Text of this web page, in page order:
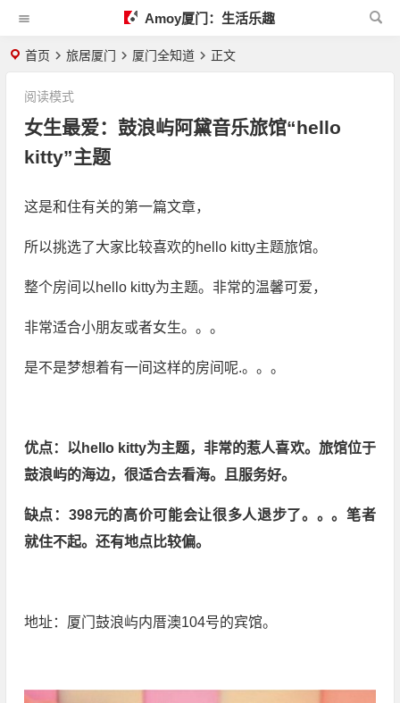
Amoy厦门：生活乐趣
首页 旅居厦门 厦门全知道 正文
女生最爱：鼓浪屿阿黛音乐旅馆“hello
kitty”主题
阅读模式
这是和住有关的第一篇文章，
所以挑选了大家比较喜欢的hello kitty主题旅馆。
整个房间以hello kitty为主题。非常的温馨可爱，
非常适合小朋友或者女生。。。
是不是梦想着有一间这样的房间呢.。。。
优点：以hello kitty为主题，非常的惹人喜欢。旅馆位于
鼓浪屿的海边，很适合去看海。且服务好。
缺点：398元的高价可能会让很多人退步了。。。笔者
就住不起。还有地点比较偏。
地址：厦门鼓浪屿内厝澳104号的宾馆。